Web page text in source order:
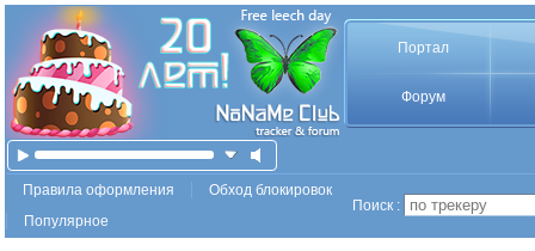
Портал
Форум
Правила оформления
Обход блокировок
Популярное
Поиск :